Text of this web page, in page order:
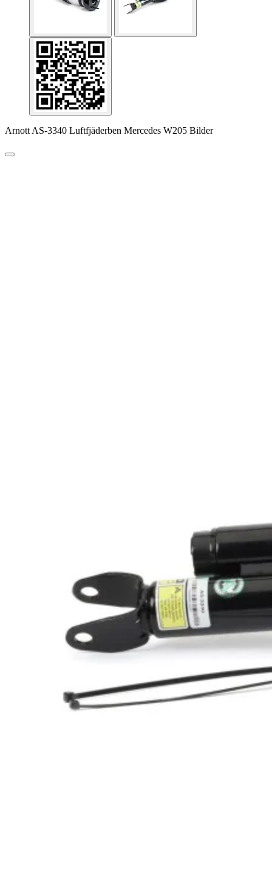
Arnott AS-3340 Luftfjäderben Mercedes W205 Bilder